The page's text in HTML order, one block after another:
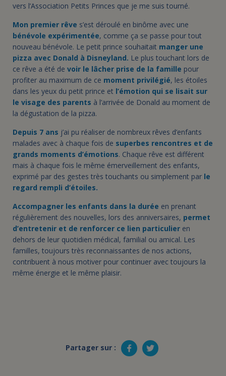
vers l’Association Petits Princes que je me suis tourné.
Mon premier rêve s’est déroulé en binôme avec une
bénévole expérimentée, comme ça se passe pour tout
nouveau bénévole. Le petit prince souhaitait manger une
pizza avec Donald à Disneyland. Le plus touchant lors de
ce rêve a été de voir le lâcher prise de la famille pour
profiter au maximum de ce moment privilégié, les étoiles
dans les yeux du petit prince et l’émotion qui se lisait sur
le visage des parents à l’arrivée de Donald au moment de
la dégustation de la pizza.
Depuis 7 ans j’ai pu réaliser de nombreux rêves d’enfants
malades avec à chaque fois de superbes rencontres et de
grands moments d’émotions. Chaque rêve est différent
mais à chaque fois le même émerveillement des enfants,
exprimé par des gestes très touchants ou simplement par le
regard rempli d’étoiles.
Accompagner les enfants dans la durée en prenant
régulièrement des nouvelles, lors des anniversaires, permet
d’entretenir et de renforcer ce lien particulier en
dehors de leur quotidien médical, familial ou amical. Les
familles, toujours très reconnaissantes de nos actions,
contribuent à nous motiver pour continuer avec toujours la
même énergie et le même plaisir.
Partager sur :